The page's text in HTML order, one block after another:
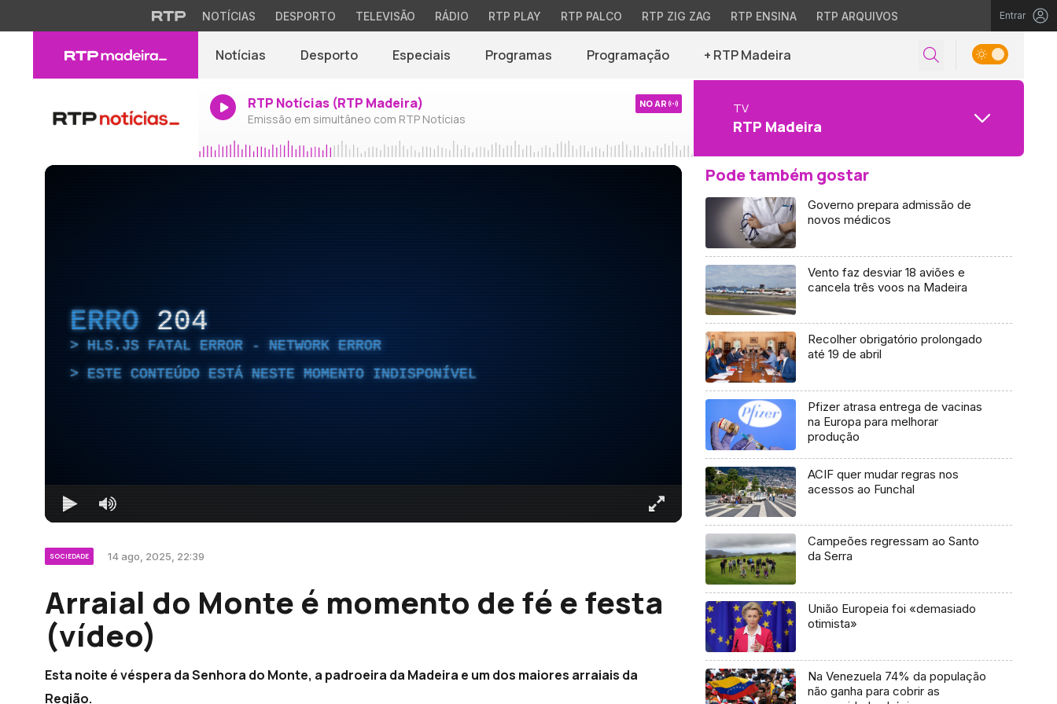
NOTÍCIAS DESPORTO TELEVISÃO RÁDIO RTP PLAY RTP PALCO RTP ZIG ZAG RTP ENSINA RTP ARQUIVOS Entrar
Notícias Desporto Especiais Programas Programação + RTP Madeira
RTP Notícias (RTP Madeira)
Emissão em simultâneo com RTP Notícias
NO AR TV
RTP Madeira
ERRO 204
HLS.JS FATAL ERROR - NETWORK ERROR
ESTE CONTEÚDO ESTÁ NESTE MOMENTO INDISPONÍVEL
SOCIEDADE 14 ago, 2025, 22:39
Arraial do Monte é momento de fé e festa
(vídeo)
Esta noite é véspera da Senhora do Monte, a padroeira da Madeira e um dos maiores arraiais da
Região.
Pode também gostar
Governo prepara admissão de
novos médicos
Vento faz desviar 18 aviões e
cancela três voos na Madeira
Recolher obrigatório prolongado
até 19 de abril
Pfizer atrasa entrega de vacinas
na Europa para melhorar
produção
ACIF quer mudar regras nos
acessos ao Funchal
Campeões regressam ao Santo
da Serra
União Europeia foi «demasiado
otimista»
Na Venezuela 74% da população
não ganha para cobrir as